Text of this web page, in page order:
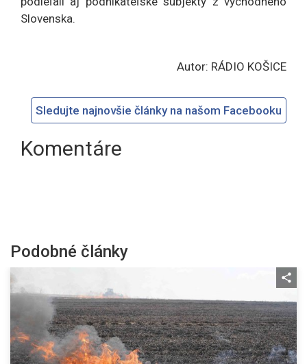
Slovenska.
Autor: RÁDIO KOŠICE
Sledujte najnovšie články na našom Facebooku
Komentáre
Podobné články